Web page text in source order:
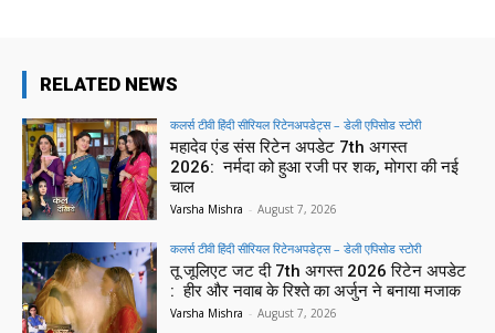
RELATED NEWS
कलर्स टीवी हिंदी सीरियल रिटेनअपडेट्स – डेली एपिसोड स्टोरी
महादेव एंड संस रिटेन अपडेट 7th अगस्त
2026: नर्मदा को हुआ रजी पर शक, मोगरा की नई
चाल
Varsha Mishra - August 7, 2026
कलर्स टीवी हिंदी सीरियल रिटेनअपडेट्स – डेली एपिसोड स्टोरी
तू जूलिएट जट दी 7th अगस्त 2026 रिटेन अपडेट
: हीर और नवाब के रिश्ते का अर्जुन ने बनाया मजाक
Varsha Mishra - August 7, 2026